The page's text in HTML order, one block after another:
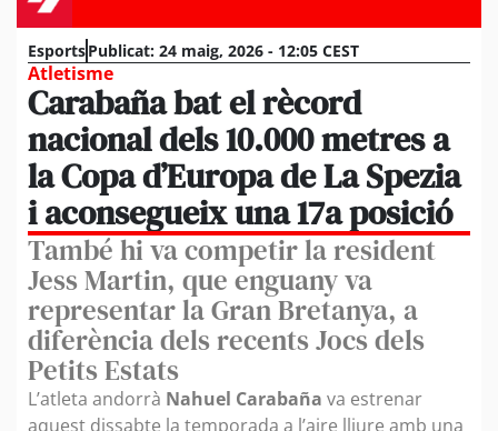
EsportsPublicat: 24 maig, 2026 - 12:05 CEST
Atletisme
Carabaña bat el rècord
nacional dels 10.000 metres a
la Copa d’Europa de La Spezia
i aconsegueix una 17a posició
També hi va competir la resident
Jess Martin, que enguany va
representar la Gran Bretanya, a
diferència dels recents Jocs dels
Petits Estats
L’atleta andorrà Nahuel Carabaña va estrenar
aquest dissabte la temporada a l’aire lliure amb una